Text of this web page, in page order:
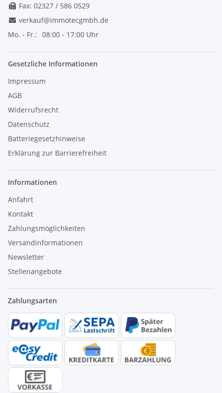
Fax: 02327 / 586 0529
verkauf@immotecgmbh.de
Mo. - Fr.: 08:00 - 17:00 Uhr
Gesetzliche Informationen
Impressum
AGB
Widerrufsrecht
Datenschutz
Batteriegesetzhinweise
Erklärung zur Barrierefreiheit
Informationen
Anfahrt
Kontakt
Zahlungsmöglichkeiten
Versandinformationen
Newsletter
Stellenangebote
Zahlungsarten